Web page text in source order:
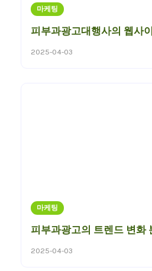
마케팅
피부과광고대행사의 웹사
2025-04-03
마케팅
피부과광고의 트렌드 변화
2025-04-03